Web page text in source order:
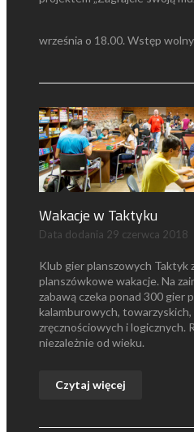
września o 18.00. Wstęp
Wakacje w Taktyku
Data dodania 29 czerwca 2018
Klub gier planszowych Taktyk
planszówkowe wakacje. Na
zabawą czeka ponad 300 gier
kalamburowych, towarzyskich,
zręcznościowych i logicznych.
niezależnie od wieku.
Czytaj więcej